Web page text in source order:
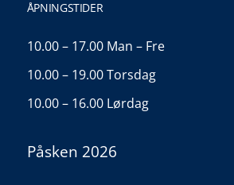
ÅPNINGSTIDER
10.00 – 17.00 Man – Fre
10.00 – 19.00 Torsdag
10.00 – 16.00 Lørdag
Påsken 2026